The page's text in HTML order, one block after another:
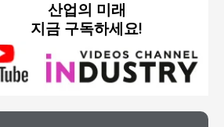
산업의 미래
지금 구독하세요!